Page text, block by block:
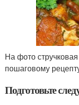
На фото
пошаговому
Подготовьте